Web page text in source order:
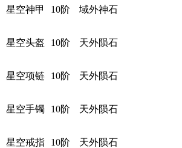
星空神甲 10阶 域外神石
星空头盔 10阶 天外陨石
星空项链 10阶 天外陨石
星空手镯 10阶 天外陨石
星空戒指 10阶 天外陨石